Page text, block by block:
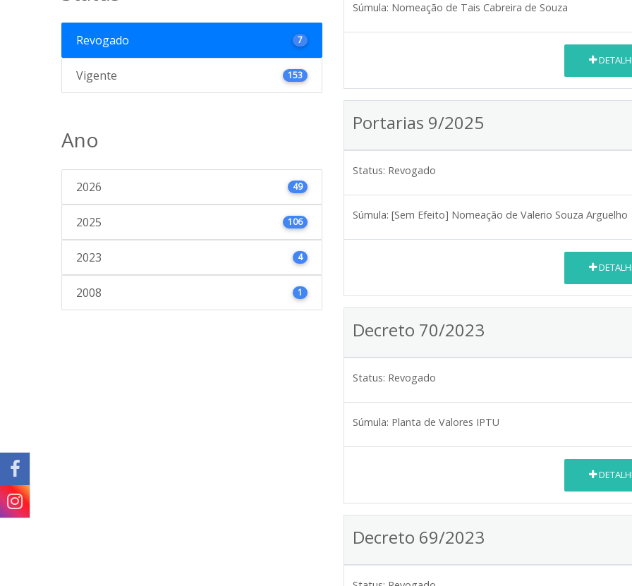
Revogado 7
Vigente 153
Ano
2026 49
2025 106
2023 4
2008 1
Súmula: Nomeação de Tais Cabreira de Souza
Portarias 9/2025
Status: Revogado
Súmula: [Sem Efeito] Nomeação de Valerio Souza Arguelho
Decreto 70/2023
Status: Revogado
Súmula: Planta de Valores IPTU
Decreto 69/2023